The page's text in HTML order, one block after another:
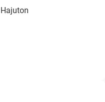
Hajuton